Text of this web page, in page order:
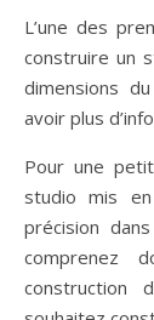
L’une des
construire un
dimensions
avoir plus
Pour une
studio mis
précision
comprenez
construction